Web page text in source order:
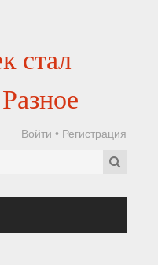
стал
Войти • Регистрация